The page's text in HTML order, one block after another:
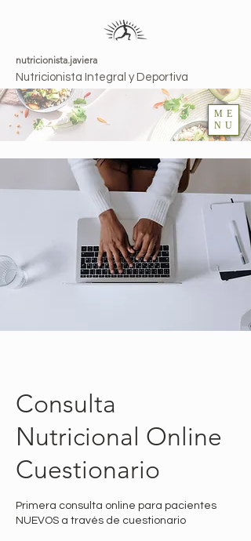
ME
NU
nutricionista.javiera
Nutricionista Integral y Deportiva
Consulta
Nutricional Online
Cuestionario
Primera consulta online para pacientes
NUEVOS a través de cuestionario